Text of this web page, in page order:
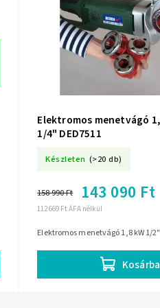
Elektromos menetvágó
1/4" DED7511
Készleten (>20 db)
112 669 Ft ÁFA nélkül
158 990 Ft 143 090 Ft
Kosárba
Elektromos menetvágó 1,8 kW 1/